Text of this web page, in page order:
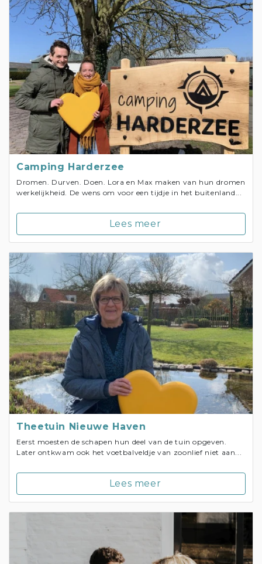
Camping Harderzee
Dromen. Durven. Doen. Lora en Max maken van hun dromen
werkelijkheid. De wens om voor een tijdje in het buitenland...
Lees meer
Theetuin Nieuwe Haven
Eerst moesten de schapen hun deel van de tuin opgeven.
Later ontkwam ook het voetbalveldje van zoonlief niet aan...
Lees meer